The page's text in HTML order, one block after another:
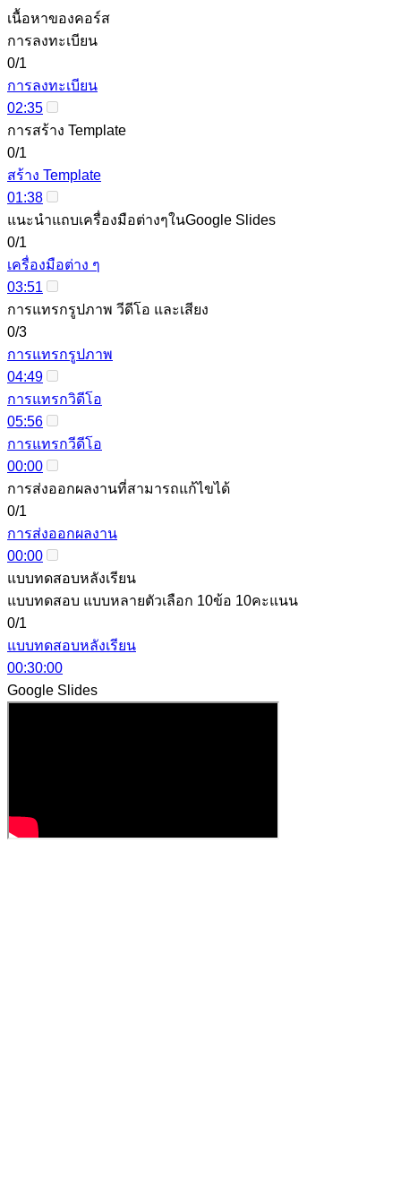
เนื้อหาของคอร์ส
การลงทะเบียน
0/1
การลงทะเบียน
02:35
การสร้าง Template
0/1
สร้าง Template
01:38
แนะนำแถบเครื่องมือต่างๆในGoogle Slides
0/1
เครื่องมือต่าง ๆ
03:51
การแทรกรูปภาพ วีดีโอ และเสียง
0/3
การแทรกรูปภาพ
04:49
การแทรกวิดีโอ
05:56
การแทรกวีดีโอ
00:00
การส่งออกผลงานที่สามารถแก้ไขได้
0/1
การส่งออกผลงาน
00:00
แบบทดสอบหลังเรียน
แบบทดสอบ แบบหลายตัวเลือก 10ข้อ 10คะแนน
0/1
แบบทดสอบหลังเรียน
00:30:00
Google Slides